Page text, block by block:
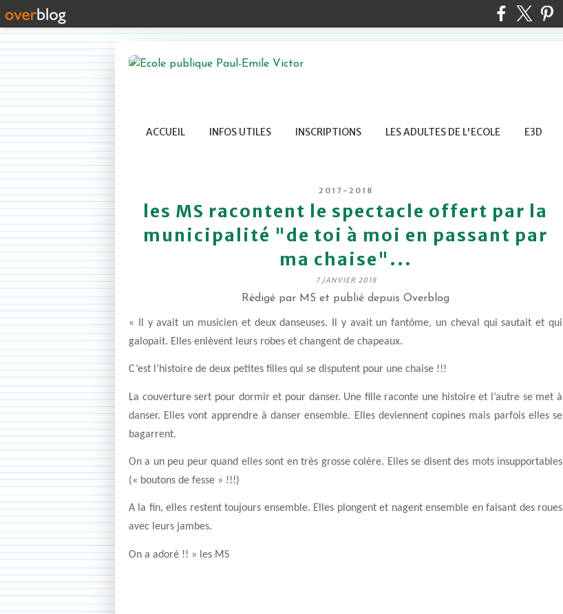
ACCUEIL INFOS UTILES INSCRIPTIONS LES ADULTES DE L'ECOLE E3D
2017-2018
les MS racontent le spectacle offert par la
municipalité "de toi à moi en passant par
ma chaise"...
7 JANVIER 2018
Rédigé par MS et publié depuis Overblog
« Il y avait un musicien et deux danseuses. Il y avait un fantôme, un cheval qui sautait et qui
galopait. Elles enlèvent leurs robes et changent de chapeaux.
C’est l’histoire de deux petites filles qui se disputent pour une chaise !!!
La couverture sert pour dormir et pour danser. Une fille raconte une histoire et l’autre se met à
danser. Elles vont apprendre à danser ensemble. Elles deviennent copines mais parfois elles se
bagarrent.
On a un peu peur quand elles sont en très grosse colère. Elles se disent des mots insupportables
(« boutons de fesse » !!!)
A la fin, elles restent toujours ensemble. Elles plongent et nagent ensemble en faisant des roues
avec leurs jambes.
On a adoré !! » les MS